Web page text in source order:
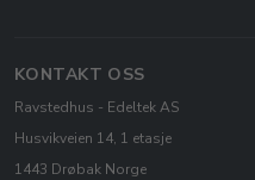
KONTAKT OSS
Ravstedhus - Edeltek AS
Husvikveien 14, 1 etasje
1443 Drøbak Norge